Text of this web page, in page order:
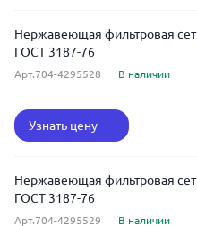
Нержавеющая фильтровая
ГОСТ 3187-76
Арт.704-4295528 В наличии
Узнать цену
Нержавеющая фильтровая
ГОСТ 3187-76
Арт.704-4295529 В наличии